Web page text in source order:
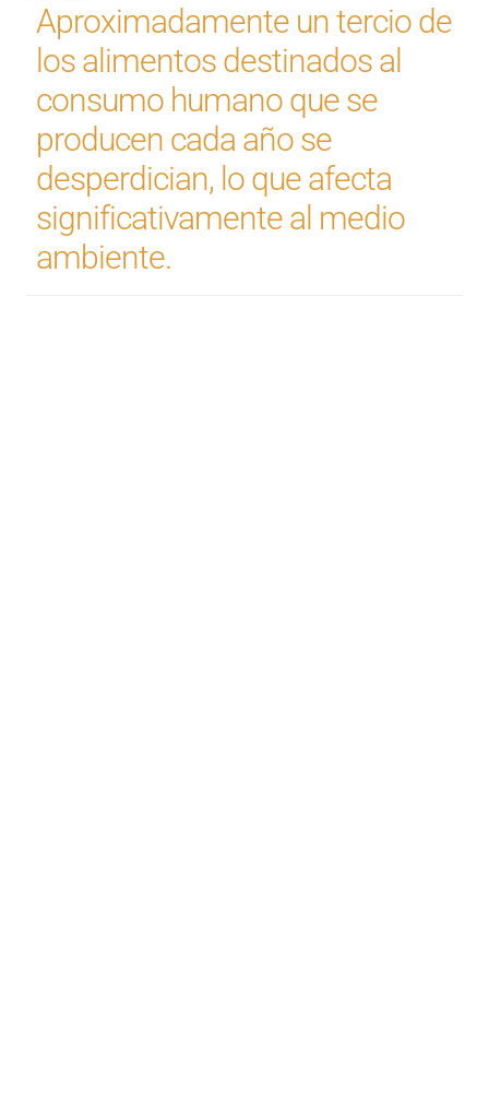
Aproximadamente un tercio de
los alimentos destinados al
consumo humano que se
producen cada año se
desperdician, lo que afecta
significativamente al medio
ambiente.